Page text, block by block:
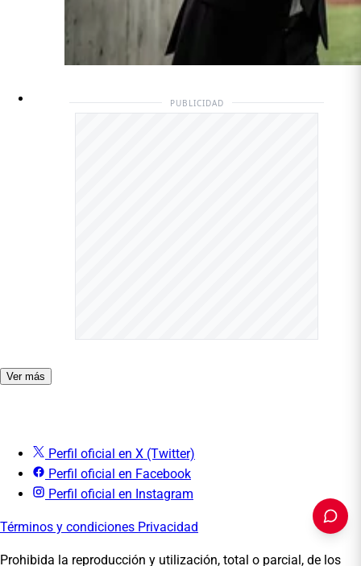
PUBLICIDAD
Ver más
Perfil oficial en X (Twitter)
Perfil oficial en Facebook
Perfil oficial en Instagram
Términos y condiciones Privacidad
Prohibida la reproducción y utilización, total o parcial, de los